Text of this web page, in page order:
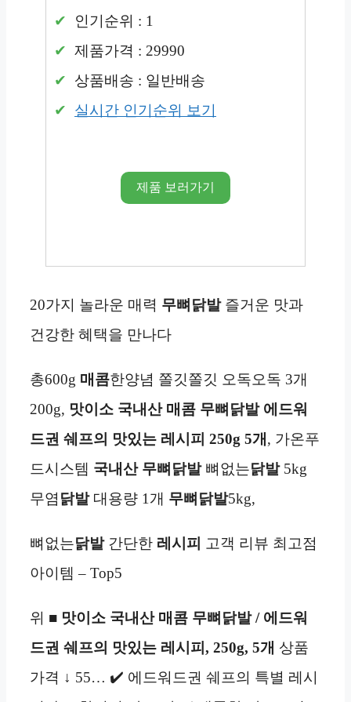
인기순위 : 1
제품가격 : 29990
상품배송 : 일반배송
실시간 인기순위 보기
제품 보러가기
20가지 놀라운 매력 무뼈닭발즐거운 맛과
건강한 혜택을 만나다
총600g 매콤한양념 쫄깃쫄깃 오독오독 3개
200g, 맛이소 국내산 매콤 무뼈닭발 에드워
드권 쉐프의 맛있는 레시피 250g 5개 , 가온푸
드시스템 국내산 무뼈닭발뼈없는닭발5kg
무염 닭발대용량 1개 무뼈닭발5kg,
뼈없는닭발간단한 레시피
고객 리뷰 최고점
아이템 – Top5
위 ■ 맛이소 국내산 매콤 무뼈닭발 / 에드워
드권 쉐프의 맛있는 레시피, 250g, 5개 상품
가격 ↓ 55… ✔️ 에드워드권 쉐프의 특별 레시